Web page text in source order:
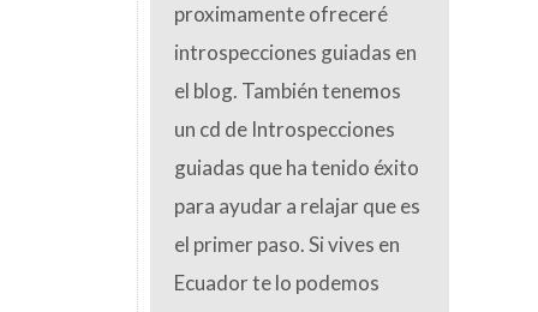
proximamente ofreceré
introspecciones guiadas en
el blog. También tenemos
un cd de Introspecciones
guiadas que ha tenido éxito
para ayudar a relajar que es
el primer paso. Si vives en
Ecuador te lo podemos